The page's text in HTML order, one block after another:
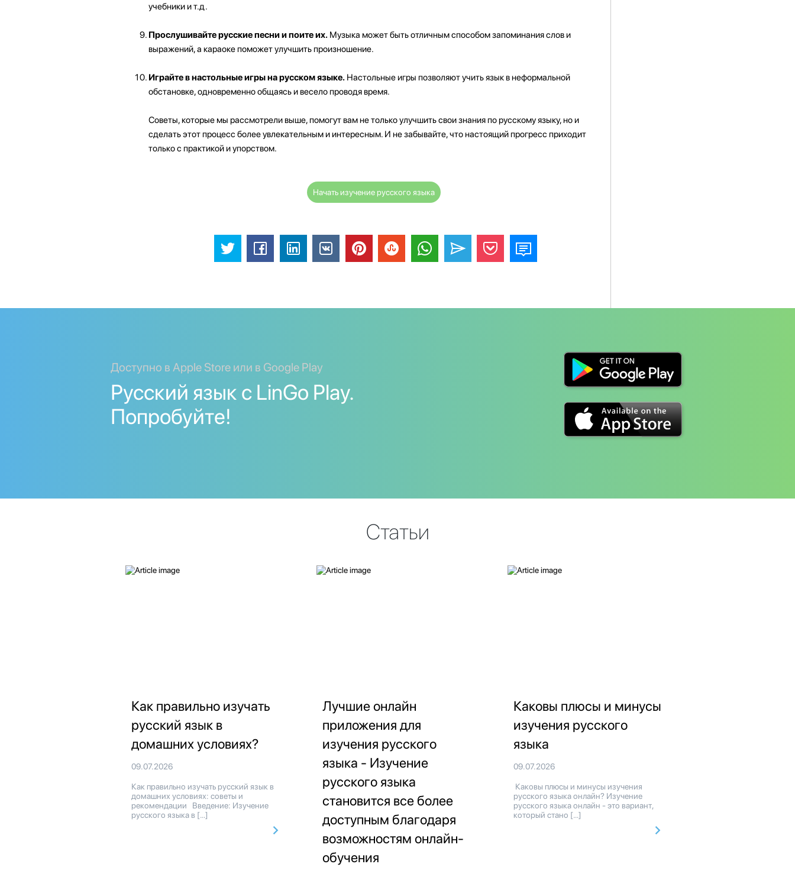
учебники и т.д.
Прослушивайте русские песни и поите их.Музыка может быть отличным способом запоминания слов и
выражений, а караоке поможет улучшить произношение.
Играйте в настольные игры на русском языке.Настольные игры позволяют учить язык в неформальной
обстановке, одновременно общаясь и весело проводя время.
Советы, которые мы рассмотрели выше, помогут вам не только улучшить свои знания по русскому языку, но и
сделать этот процесс более увлекательным и интересным. И не забывайте, что настоящий прогресс приходит
только с практикой и упорством.
Начать изучение русского языка
Доступно в Apple Store или в Google Play
Русский язык с LinGo Play.
Попробуйте!
Статьи
Как правильно изучать
русский язык в
домашних условиях?
09.07.2026
Как правильно изучать русский язык в
домашних условиях: советы и
рекомендации Введение: Изучение
русского языка в […]
Лучшие онлайн
приложения для
изучения русского
языка - Изучение
русского языка
становится все более
доступным благодаря
возможностям онлайн-
обучения
Каковы плюсы и минусы
изучения русского
языка
09.07.2026
Каковы плюсы и минусы изучения
русского языка онлайн? Изучение
русского языка онлайн - это вариант,
который стано […]